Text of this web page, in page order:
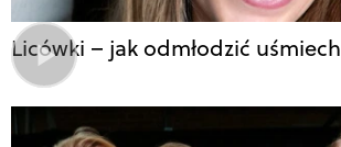
Licówki – jak odmłodzić uśmiech